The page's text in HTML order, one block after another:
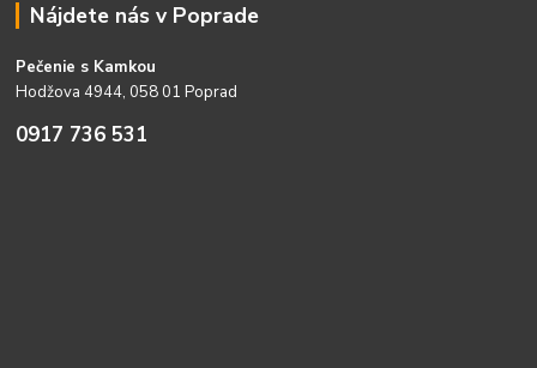
Nájdete nás v Poprade
Pečenie s Kamkou
Hodžova 4944, 058 01 Poprad
0917 736 531